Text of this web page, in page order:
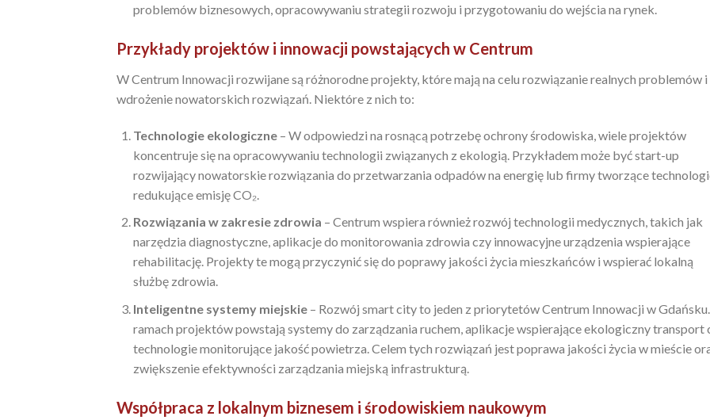
problemów biznesowych, opracowywaniu strategii rozwoju i przygotowaniu do wejścia na rynek.
Przykłady projektów i innowacji powstających w Centrum
W Centrum Innowacji rozwijane są różnorodne projekty, które mają na celu rozwiązanie realnych problemów i
wdrożenie nowatorskich rozwiązań. Niektóre z nich to:
Technologie ekologiczne– W odpowiedzi na rosnącą potrzebę ochrony środowiska, wiele projektów
koncentruje się na opracowywaniu technologii związanych z ekologią. Przykładem może być start-up
rozwijający nowatorskie rozwiązania do przetwarzania odpadów na energię lub firmy tworzące
redukujące emisję CO₂.
Rozwiązania w zakresie zdrowia – Centrum wspiera również rozwój technologii medycznych, takich jak
narzędzia diagnostyczne, aplikacje do monitorowania zdrowia czy innowacyjne urządzenia wspierające
rehabilitację. Projekty te mogą przyczynić się do poprawy jakości życia mieszkańców i wspierać lokalną
służbę zdrowia.
Inteligentne systemy miejskie– Rozwój smart city to jeden z priorytetów Centrum Innowacji w
ramach projektów powstają systemy do zarządzania ruchem, aplikacje wspierające ekologiczny transport
technologie monitorujące jakość powietrza. Celem tych rozwiązań jest poprawa jakości życia w mieście
zwiększenie efektywności zarządzania miejską infrastrukturą.
Współpraca z lokalnym biznesem i środowiskiem naukowym